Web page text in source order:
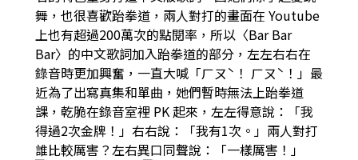
舞，也很喜歡跆拳道，兩人對打的畫面在 Youtube
上也有超過200萬次的點閱率，所以〈Bar Bar
Bar〉的中文歌詞加入跆拳道的部分，左左右右在
錄音時更加興奮，一直大喊「ㄏㄡˋ！ ㄏㄡˋ！」最
近為了出寫真集和單曲，她們暫時無法上跆拳道
課，乾脆在錄音室裡 PK 起來，左左得意說：「我
得過2次金牌！」右右說：「我有1次。」兩人對打
誰比較厲害？左右異口同聲說：「一樣厲害！」